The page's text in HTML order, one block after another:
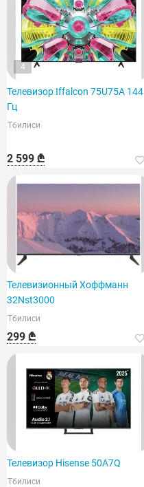
4
Телевизор Iffalcon 75U75A 144
Гц
Тбилиси
2 599 ₾
Телевизионный Хоффманн
32Nst3000
Тбилиси
299 ₾
Телевизор Hisense 50A7Q
Тбилиси